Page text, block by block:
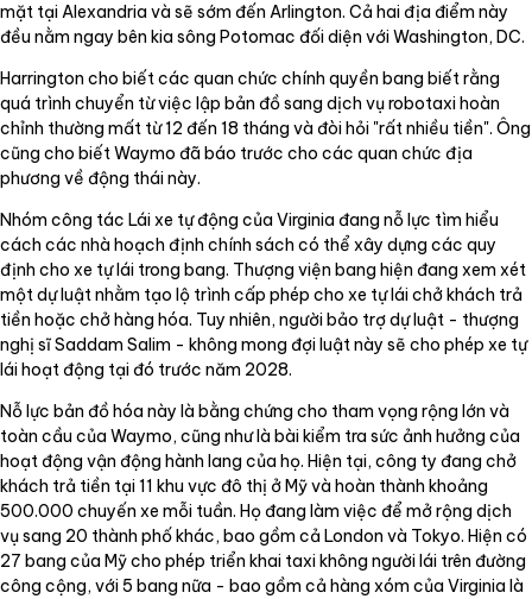
mặt tại Alexandria và sẽ sớm đến Arlington. Cả hai địa điểm này
đều nằm ngay bên kia sông Potomac đối diện với Washington, DC.
Harrington cho biết các quan chức chính quyền bang biết rằng
quá trình chuyển từ việc lập bản đồ sang dịch vụ robotaxi hoàn
chỉnh thường mất từ 12 đến 18 tháng và đòi hỏi "rất nhiều tiền". Ông
cũng cho biết Waymo đã báo trước cho các quan chức địa
phương về động thái này.
Nhóm công tác Lái xe tự động của Virginia đang nỗ lực tìm hiểu
cách các nhà hoạch định chính sách có thể xây dựng các quy
định cho xe tự lái trong bang. Thượng viện bang hiện đang xem xét
một dự luật nhằm tạo lộ trình cấp phép cho xe tự lái chở khách trả
tiền hoặc chở hàng hóa. Tuy nhiên, người bảo trợ dự luật - thượng
nghị sĩ Saddam Salim - không mong đợi luật này sẽ cho phép xe tự
lái hoạt động tại đó trước năm 2028.
Nỗ lực bản đồ hóa này là bằng chứng cho tham vọng rộng lớn và
toàn cầu của Waymo, cũng như là bài kiểm tra sức ảnh hưởng của
hoạt động vận động hành lang của họ. Hiện tại, công ty đang chở
khách trả tiền tại 11 khu vực đô thị ở Mỹ và hoàn thành khoảng
500.000 chuyến xe mỗi tuần. Họ đang làm việc để mở rộng dịch
vụ sang 20 thành phố khác, bao gồm cả London và Tokyo. Hiện có
27 bang của Mỹ cho phép triển khai taxi không người lái trên đường
công cộng, với 5 bang nữa - bao gồm cả hàng xóm của Virginia là